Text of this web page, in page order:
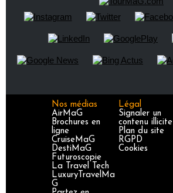
Nos médias
AirMaG
Brochures en
ligne
CruiseMaG
DestiMaG
Futuroscopie
La Travel Tech
LuxuryTravelMa
G
Légal
Signaler un
contenu illicite
Plan du site
RGPD
Cookies